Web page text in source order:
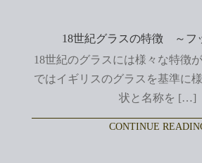
18世紀グラスの特徴 ～フ
18世紀のグラスには様々な特徴
ではイギリスのグラスを基準に
状と名称を […]
CONTINUE